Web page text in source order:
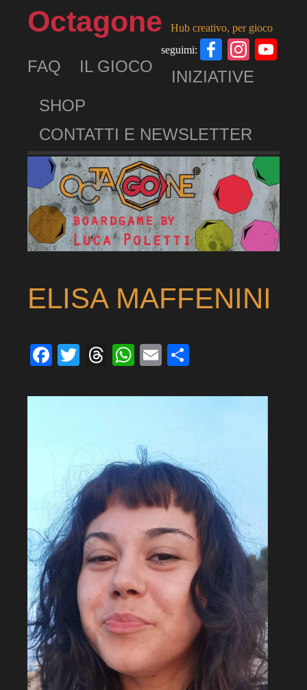
Octagone
Hub creativo, per gioco
seguimi:
Facebook
FAQ IL GIOCO
INIZIATIVE
SHOP
CONTATTI E NEWSLETTER
ELISA MAFFENINI
Facebook
TwitterThreads
WhatsApp
Email